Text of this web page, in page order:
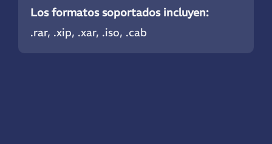
Los formatos soportados incluyen:
.rar, .xip, .xar, .iso, .cab